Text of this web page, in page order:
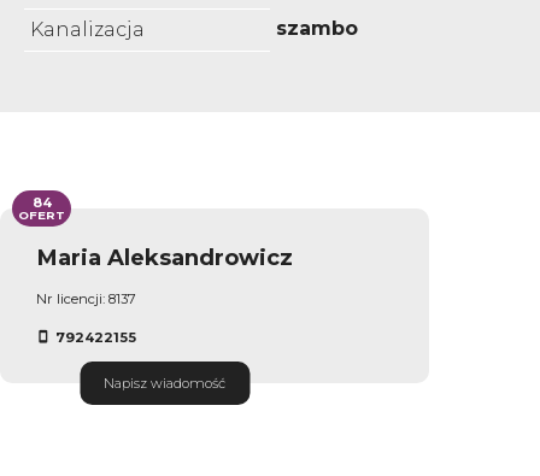
Kanalizacja
szambo
Maria Aleksandrowicz
Nr licencji: 8137
792422155
Napisz wiadomość
84
OFERT